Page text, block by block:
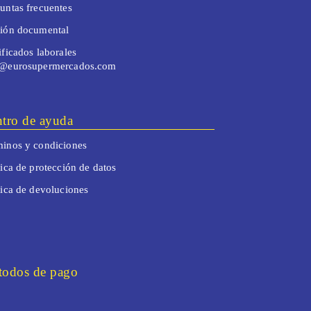
frecuentes
documental
laborales
de ayuda
y condiciones
de protección de datos
de devoluciones
de pago